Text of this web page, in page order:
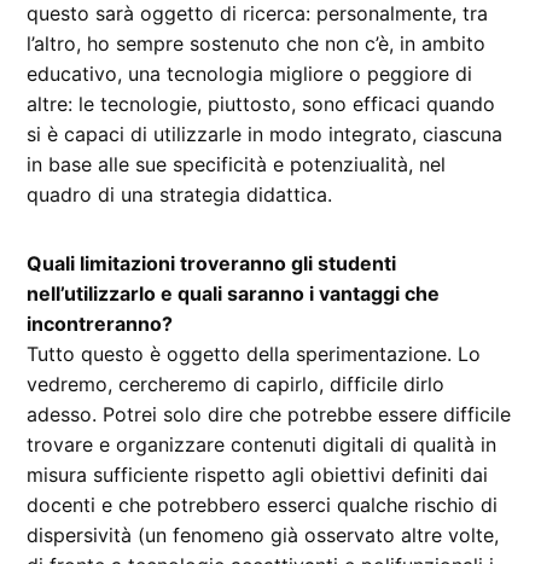
questo sarà oggetto di ricerca: personalmente, tra
l’altro, ho sempre sostenuto che non c’è, in ambito
educativo, una tecnologia migliore o peggiore di
altre: le tecnologie, piuttosto, sono efficaci quando
si è capaci di utilizzarle in modo integrato, ciascuna
in base alle sue specificità e potenziualità, nel
quadro di una strategia didattica.
Quali limitazioni troveranno gli studenti
nell’utilizzarlo e quali saranno i vantaggi che
incontreranno?
Tutto questo è oggetto della sperimentazione. Lo
vedremo, cercheremo di capirlo, difficile dirlo
adesso. Potrei solo dire che potrebbe essere difficile
trovare e organizzare contenuti digitali di qualità in
misura sufficiente rispetto agli obiettivi definiti dai
docenti e che potrebbero esserci qualche rischio di
dispersività (un fenomeno già osservato altre volte,